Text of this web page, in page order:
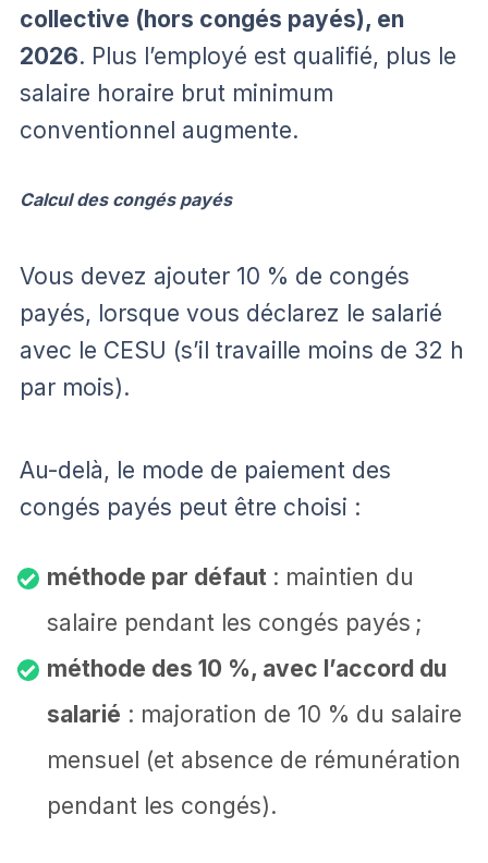
collective (hors congés payés), en
2026. Plus l’employé est qualifié, plus le
salaire horaire brut minimum
conventionnel augmente.
Calcul des congés payés
Vous devez ajouter 10 % de congés
payés, lorsque vous déclarez le salarié
avec le CESU (s’il travaille moins de 32 h
par mois).
Au-delà, le mode de paiement des
congés payés peut être choisi :
méthode par défaut : maintien du
salaire pendant les congés payés ;
méthode des 10 %, avec l’accord du
salarié : majoration de 10 % du salaire
mensuel (et absence de rémunération
pendant les congés).